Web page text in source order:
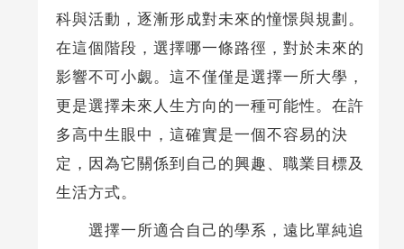
科與活動，逐漸形成對未來的憧憬與規劃。
在這個階段，選擇哪一條路徑，對於未來的
影響不可小覷。這不僅僅是選擇一所大學，
更是選擇未來人生方向的一種可能性。在許
多高中生眼中，這確實是一個不容易的決
定，因為它關係到自己的興趣、職業目標及
生活方式。
選擇一所適合自己的學系，遠比單純追